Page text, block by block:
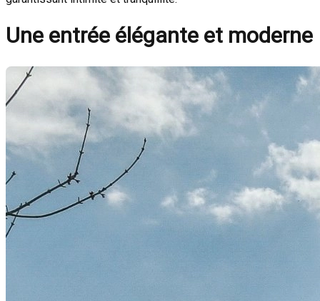
Une entrée élégante et moderne